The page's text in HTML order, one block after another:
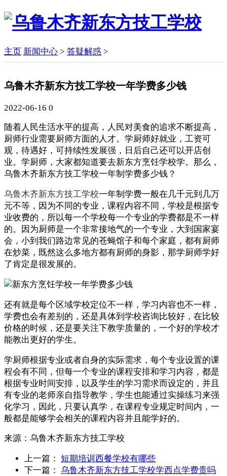
主页 新闻中心 > 答疑解惑 >
乌鲁木齐新东方技工学校一年学费多少钱
2022-06-16 0
随着人民生活水平的提高，人民对美食的追求不断提高，
厨师行业需要厨师方面的人才。学厨师好就业，工资可
观，待遇好，可持续性发展强，日后自己还可以开店创
业。学厨师，大家都知道要去新东方烹饪学校学。那么，
乌鲁木齐新东方技工学校一年制学费多少钱？
乌鲁木齐新东方技工学校一年制学费一般在几千元到几万
元不等，因为不同的专业，课程内容不同，学校是根据专
业收费的，所以每一个学校每一个专业的学费都是不一样
的。因为厨师是一个非常接地气的一个专业，大到国家宴
会，小到我们路边常见的苍蝇馆子和每个家庭，都有厨师
在炒菜，既然这么多地方都有厨师的身影，那学厨师学好
了肯定是很发展的。
还有就是每个区域学校定位不一样，学习内容也不一样，
学费也会有差别的，还是具体到学校咨询比较好，在比较
价格的时候，还是要关注下教学质量的，一个好的学校才
能教出更好的学生。
学厨师根据专业或者自身的实际需求，每个专业设置的课
程会有不同，但每一个专业的课程安排和学习内容，都是
根据专业时间安排，以及学生的学习需求而设定的，并且
有专业的老师亲自指导教学，学生也能通过实操练习来强
化学习，因此，只要认真学，在课程专业规定时间内，一
般都是能够学会相关的课程内容并且能学好的。
来源： 乌鲁木齐新东方技工学校
上一篇： 短期培训西餐学校有哪些
下一篇： 乌鲁木齐新东方技工学校学西点学费贵吗